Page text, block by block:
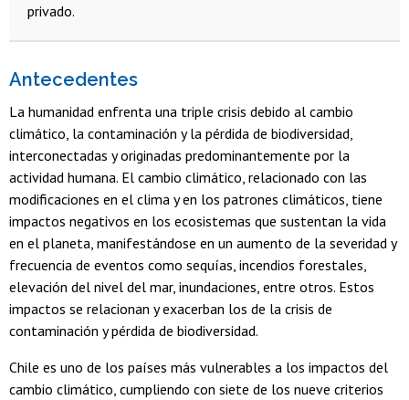
privado.
Antecedentes
La humanidad enfrenta una triple crisis debido al cambio
climático, la contaminación y la pérdida de biodiversidad,
interconectadas y originadas predominantemente por la
actividad humana. El cambio climático, relacionado con las
modificaciones en el clima y en los patrones climáticos, tiene
impactos negativos en los ecosistemas que sustentan la vida
en el planeta, manifestándose en un aumento de la severidad y
frecuencia de eventos como sequías, incendios forestales,
elevación del nivel del mar, inundaciones, entre otros. Estos
impactos se relacionan y exacerban los de la crisis de
contaminación y pérdida de biodiversidad.
Chile es uno de los países más vulnerables a los impactos del
cambio climático, cumpliendo con siete de los nueve criterios